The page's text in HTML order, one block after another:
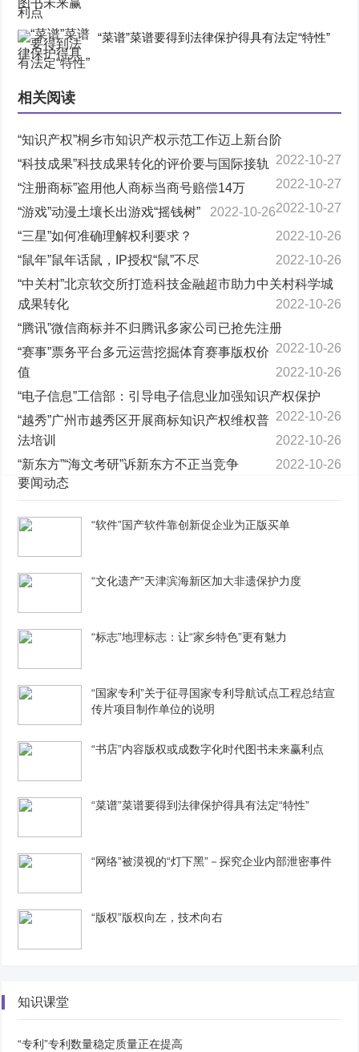
“菜谱”菜谱要得到法律保护得具有法定“特性”
相关阅读
“知识产权”桐乡市知识产权示范工作迈上新台阶
2022-10-27
“科技成果”科技成果转化的评价要与国际接轨
2022-10-27
“注册商标”盗用他人商标当商号赔偿14万
2022-10-27
“游戏”动漫土壤长出游戏“摇钱树”
2022-10-26
“三星”如何准确理解权利要求？
2022-10-26
“鼠年”鼠年话鼠，IP授权“鼠”不尽
2022-10-26
“中关村”北京软交所打造科技金融超市助力中关村科学城
成果转化
2022-10-26
“腾讯”微信商标并不归腾讯多家公司已抢先注册
2022-10-26
“赛事”票务平台多元运营挖掘体育赛事版权价
值
2022-10-26
“电子信息”工信部：引导电子信息业加强知识产权保护
2022-10-26
“越秀”广州市越秀区开展商标知识产权维权普
法培训
2022-10-26
“新东方”“海文考研”诉新东方不正当竞争
2022-10-26
要闻动态
“软件”国产软件靠创新促企业为正版买单
“文化遗产”天津滨海新区加大非遗保护力度
“标志”地理标志：让“家乡特色”更有魅力
“国家专利”关于征寻国家专利导航试点工程总结宣
传片项目制作单位的说明
“书店”内容版权或成数字化时代图书未来赢利点
“菜谱”菜谱要得到法律保护得具有法定“特性”
“网络”被漠视的“灯下黑”－探究企业内部泄密事件
“版权”版权向左，技术向右
知识课堂
“专利”专利数量稳定质量正在提高